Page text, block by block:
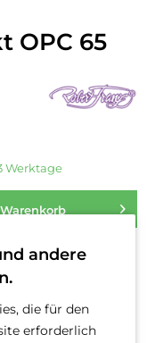
OPC 65
Werktage
Warenkorb
andere
die für den
erforderlich